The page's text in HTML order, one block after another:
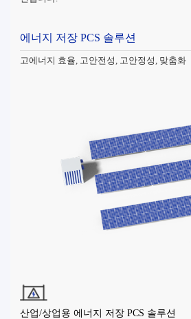
에너지 저장 PCS 솔루션
고에너지 효율, 고안전성, 고안정성, 맞춤화
산업/상업용 에너지 저장 PCS 솔루션